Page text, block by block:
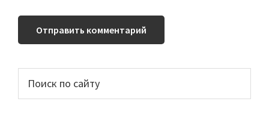
Основной
сайдбар